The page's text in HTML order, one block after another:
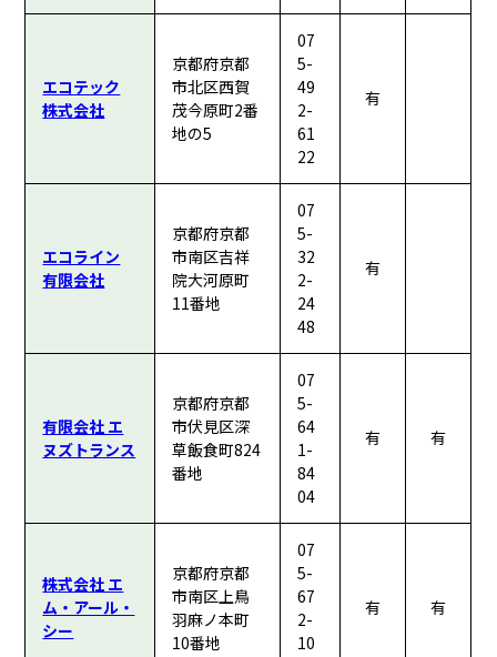
エコテック
株式会社
京都府京都
市北区西賀
茂今原町2番
地の5
07
5-
49
2-
61
22
有
エコライン
有限会社
京都府京都
市南区吉祥
院大河原町
11番地
07
5-
32
2-
24
48
有
有限会社 エ
ヌズトランス
京都府京都
市伏見区深
草飯食町824
番地
07
5-
64
1-
84
04
有 有
株式会社 エ
ム・アール・
シー
京都府京都
市南区上鳥
羽麻ノ本町
10番地
07
5-
67
2-
10
有 有